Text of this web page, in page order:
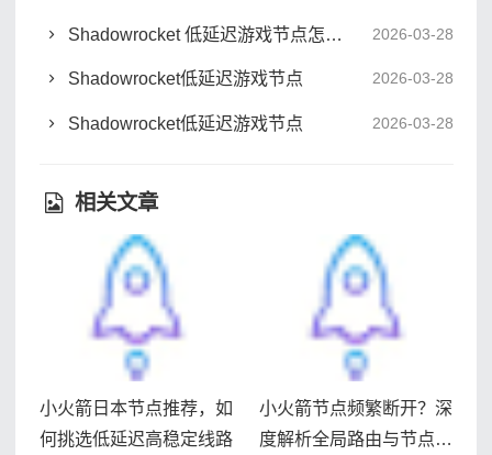
Shadowrocket 低延迟游戏节点怎么选才稳 2026-03-28
Shadowrocket低延迟游戏节点 2026-03-28
Shadowrocket低延迟游戏节点 2026-03-28
相关文章
小火箭日本节点推荐，如
何挑选低延迟高稳定线路
小火箭节点频繁断开？深
度解析全局路由与节点稳